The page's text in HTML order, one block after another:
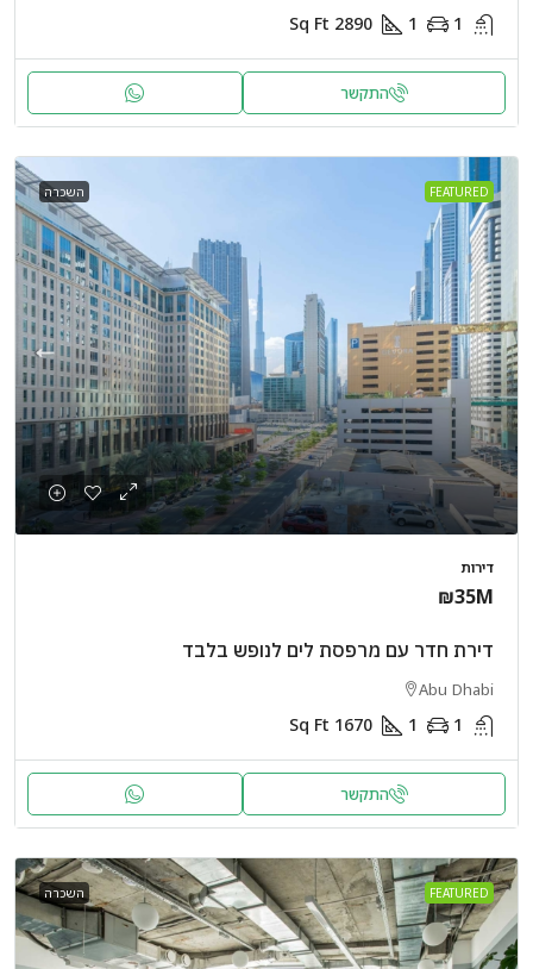
1
1
2890
Sq Ft
התקשר
FEATURED השכרה
דירות
₪35M
דירת חדר עם מרפסת לים לנופש בלבד
Abu Dhabi
1
1
1670
Sq Ft
התקשר
FEATURED השכרה